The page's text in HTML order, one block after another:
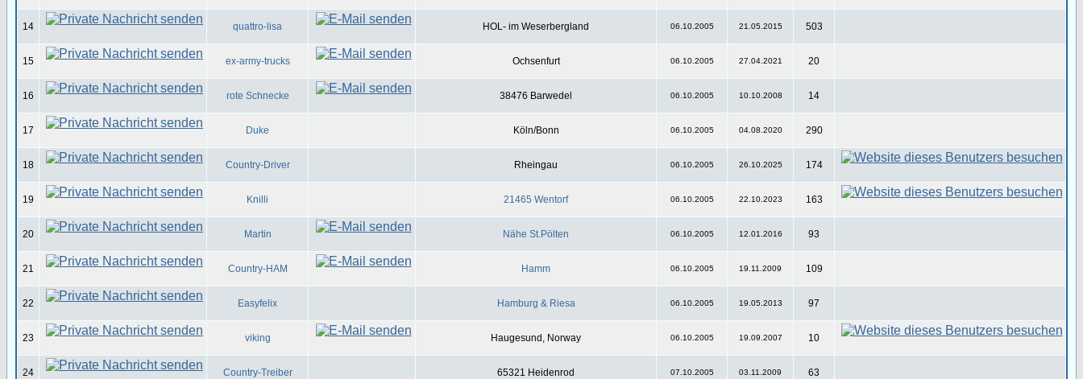
14 quattro-lisa HOL- im Weserbergland 06.10.2005 21.05.2015 503
15 ex-army-trucks Ochsenfurt 06.10.2005 27.04.2021 20
16 rote Schnecke 38476 Barwedel 06.10.2005 10.10.2008 14
17 Duke Köln/Bonn 06.10.2005 04.08.2020 290
18 Country-Driver Rheingau 06.10.2005 26.10.2025 174
19 Knilli 21465 Wentorf 06.10.2005 22.10.2023 163
20 Martin Nähe St.Pölten 06.10.2005 12.01.2016 93
21 Country-HAM Hamm 06.10.2005 19.11.2009 109
22 Easyfelix Hamburg & Riesa 06.10.2005 19.05.2013 97
23 viking Haugesund, Norway 06.10.2005 19.09.2007 10
24 Country-Treiber 65321 Heidenrod 07.10.2005 03.11.2009 63